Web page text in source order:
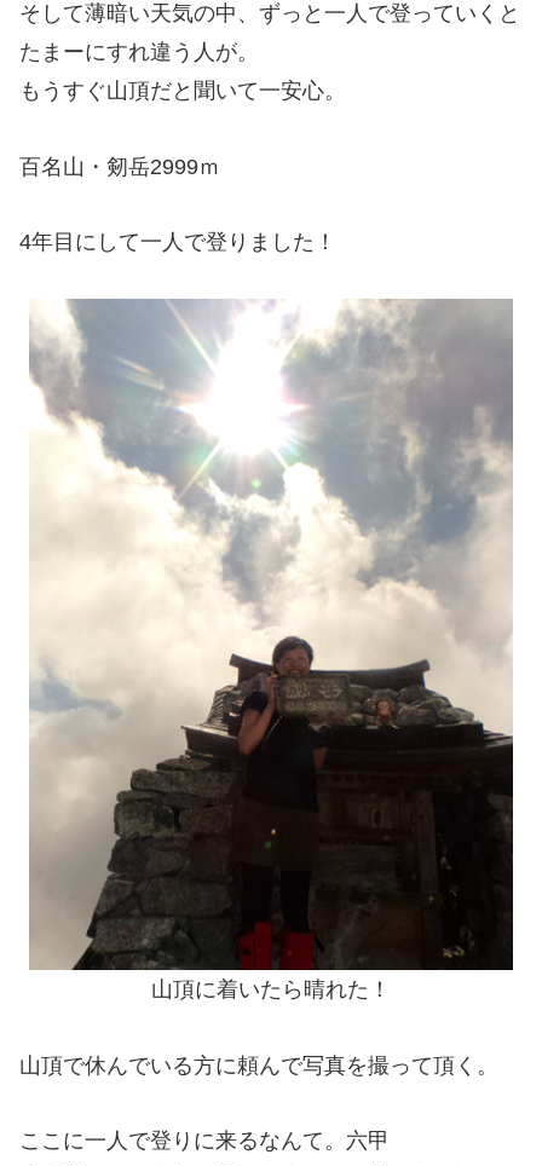
そして薄暗い天気の中、ずっと一人で登っていくと
たまーにすれ違う人が。
もうすぐ山頂だと聞いて一安心。
百名山・剱岳2999ｍ
4年目にして一人で登りました！
山頂に着いたら晴れた！
山頂で休んでいる方に頼んで写真を撮って頂く。
ここに一人で登りに来るなんて。六甲